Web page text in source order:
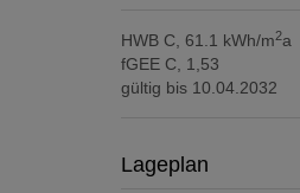
HWB C, 61.1 kWh/m2a
fGEE C, 1,53
gültig bis 10.04.2032
Lageplan